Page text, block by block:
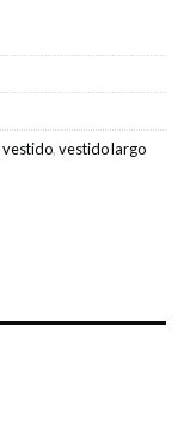
vestido,vestido largo